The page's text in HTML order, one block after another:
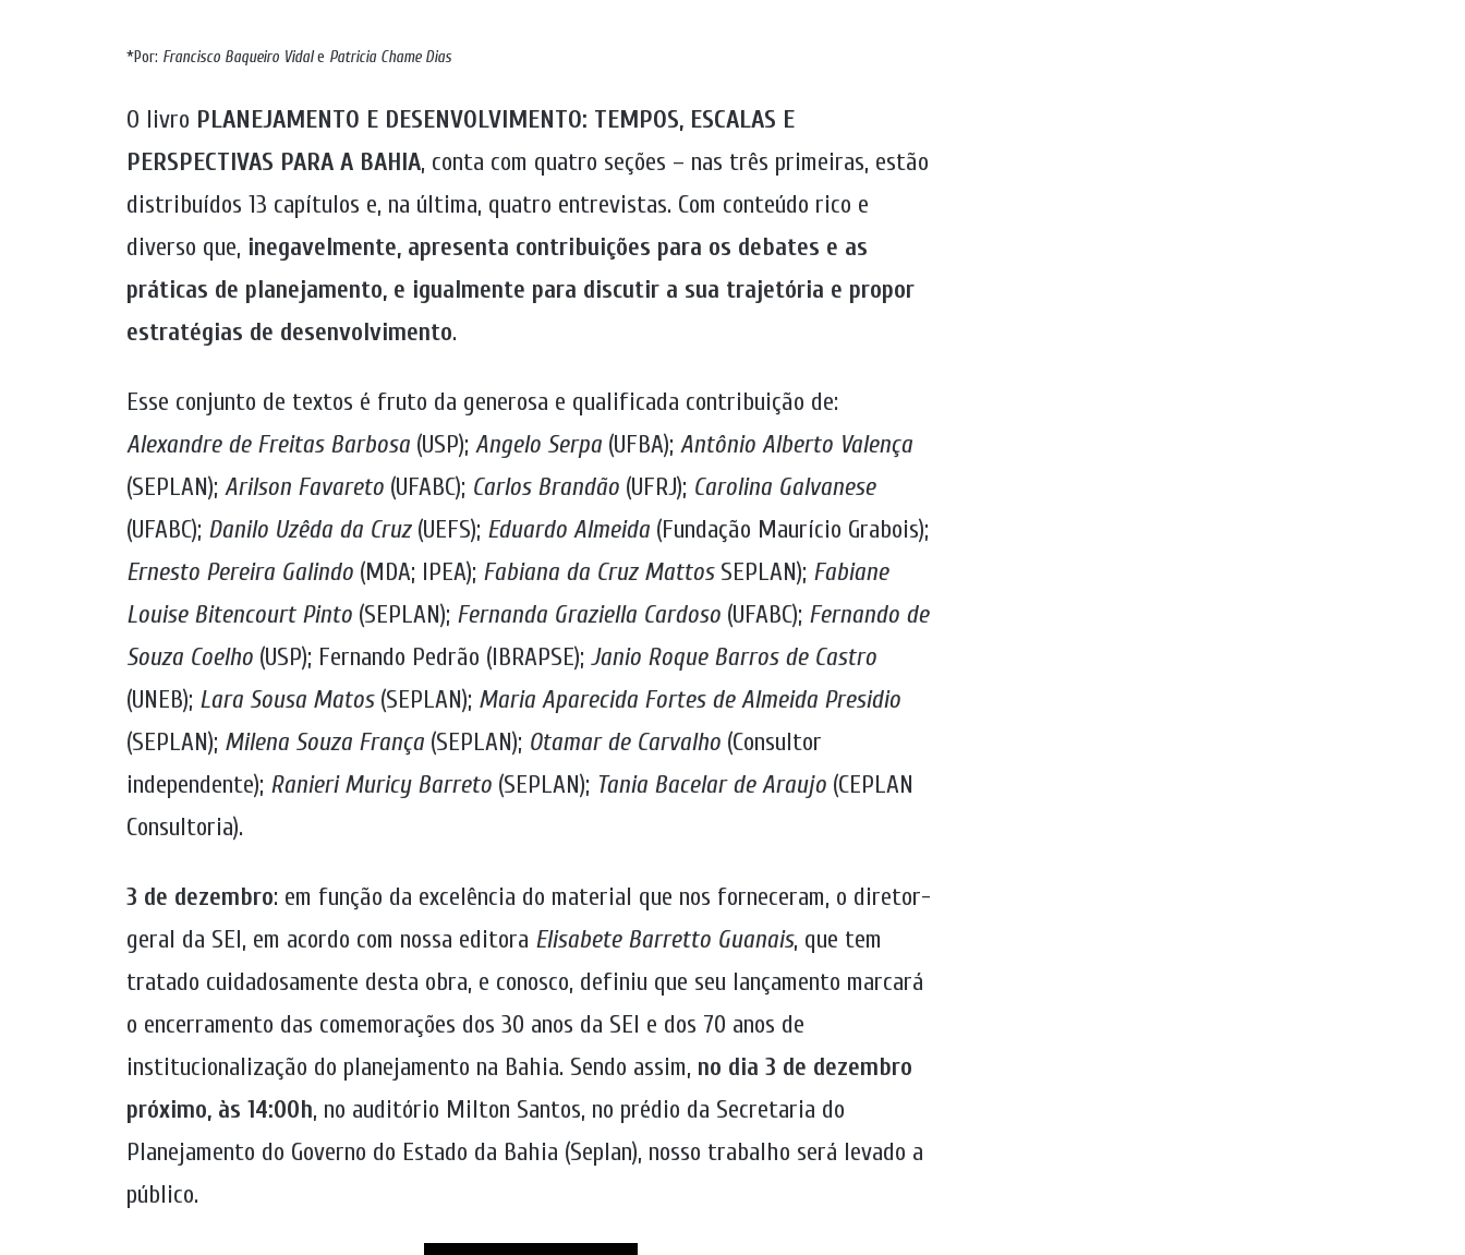
*Por: Francisco Baqueiro Vidale Patricia Chame Dias
O livro PLANEJAMENTO E DESENVOLVIMENTO: TEMPOS, ESCALAS E
PERSPECTIVAS PARA A BAHIA, conta com quatro seções – nas três primeiras, estão
distribuídos 13 capítulos e, na última, quatro entrevistas. Com conteúdo rico e
diverso que, inegavelmente, apresenta contribuições para os debates e as
práticas de planejamento, e igualmente para discutir a sua trajetória e propor
estratégias de desenvolvimento.
Esse conjunto de textos é fruto da generosa e qualificada contribuição de:
Alexandre de Freitas Barbosa (USP); Angelo Serpa(UFBA); Antônio Alberto Valença
(SEPLAN); Arilson Favareto(UFABC); Carlos Brandão(UFRJ); Carolina Galvanese
(UFABC); Danilo Uzêda da Cruz(UEFS); Eduardo Almeida (Fundação Maurício Grabois);
Ernesto Pereira Galindo(MDA; IPEA); Fabiana da Cruz MattosSEPLAN); Fabiane
Louise Bitencourt Pinto(SEPLAN); Fernanda Graziella Cardoso (UFABC); Fernando de
Souza Coelho (USP); Fernando Pedrão (IBRAPSE); Janio Roque Barros de Castro
(UNEB); Lara Sousa Matos (SEPLAN); Maria Aparecida Fortes de Almeida Presidio
(SEPLAN); Milena Souza França(SEPLAN); Otamar de Carvalho(Consultor
independente); Ranieri Muricy Barreto (SEPLAN); Tania Bacelar de Araujo(CEPLAN
Consultoria).
3 de dezembro: em função da excelência do material que nos forneceram, o diretor-
geral da SEI, em acordo com nossa editora Elisabete Barretto Guanais, que tem
tratado cuidadosamente desta obra, e conosco, definiu que seu lançamento marcará
o encerramento das comemorações dos 30 anos da SEI e dos 70 anos de
institucionalização do planejamento na Bahia. Sendo assim, no dia 3 de dezembro
próximo, às 14:00h, no auditório Milton Santos, no prédio da Secretaria do
Planejamento do Governo do Estado da Bahia (Seplan), nosso trabalho será levado a
público.